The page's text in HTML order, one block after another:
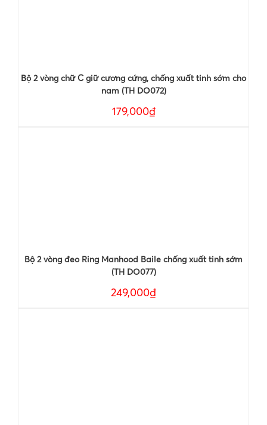
Bộ 2 vòng chữ C giữ cương cứng, chống xuất tinh sớm cho
nam (TH DO072)
179,000₫
Bộ 2 vòng đeo Ring Manhood Baile chống xuất tinh sớm
(TH DO077)
249,000₫